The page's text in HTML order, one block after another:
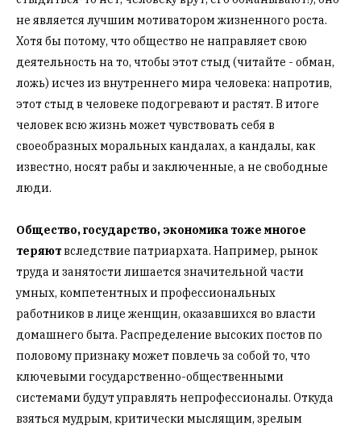
не является лучшим мотиватором жизненного роста.
Хотя бы потому, что общество не направляет свою
деятельность на то, чтобы этот стыд (читайте - обман,
ложь) исчез из внутреннего мира человека: напротив,
этот стыд в человеке подогревают и растят. В итоге
человек всю жизнь может чувствовать себя в
своеобразных моральных кандалах, а кандалы, как
известно, носят рабы и заключенные, а не свободные
люди.
Общество, государство, экономикатоже многое
теряютвследствие патриархата. Например, рынок
труда и занятости лишается значительной части
умных, компетентных и профессиональных
работников в лице женщин, оказавшихся во власти
домашнего быта. Распределение высоких постов по
половому признаку может повлечь за собой то, что
ключевыми государственно-общественными
системами будут управлять непрофессионалы. Откуда
взяться мудрым, критически мыслящим, зрелым